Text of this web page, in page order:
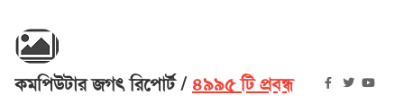
কমপিউটার জগৎ রিপোর্ট ৪৯৯৫ টি প্রবন্ধ